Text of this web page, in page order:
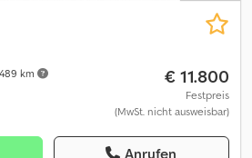
489 km € 11.800
Festpreis
(MwSt. nicht ausweisbar)
Anrufen